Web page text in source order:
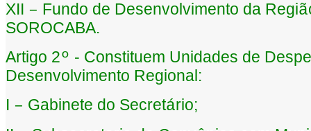
XII – Fundo de Desenvolvimento da Regiã
SOROCABA.
Artigo 2º - Constituem Unidades de
Desenvolvimento Regional:
I – Gabinete do Secretário;